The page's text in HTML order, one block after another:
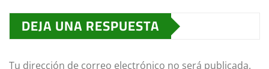
DEJA UNA RESPUESTA
Tu dirección de correo electrónico no será publicada.